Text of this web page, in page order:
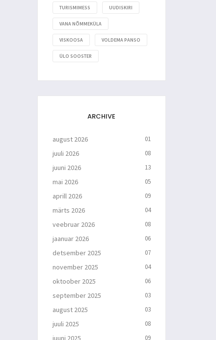
TURISMIMESS UUDISKIRI
VANA NÕMMEKÜLA
VISKOOSA VOLDEMA PANSO
ÜLO SOOSTER
ARCHIVE
august 2026 01
juuli 2026 08
juuni 2026 13
mai 2026 05
aprill 2026 09
märts 2026 04
veebruar 2026 08
jaanuar 2026 06
detsember 2025 07
november 2025 04
oktoober 2025 06
september 2025 03
august 2025 03
juuli 2025 08
juuni 2025 09